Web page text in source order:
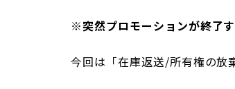
※突然プロモーションが終了
今回は「在庫返送/所有権の放